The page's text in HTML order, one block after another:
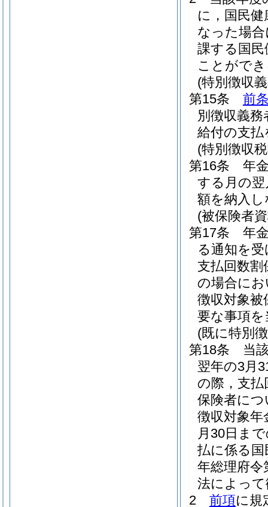
に，国民
なった場
課する国
ことがで
(特別徴収
第15条
前
別徴収義
給付の支
(特別徴収
第16条
年
する月の
額を納入
(被保険者
第17条
年
る通知を
支払回数
の場合に
徴収対象被
要な事項
(既に特別
第18条
当
翌年の3月
の際，支
保険者に
徴収対象
月30日ま
払に係る国
年総理府令
法によっ
2
前項に規